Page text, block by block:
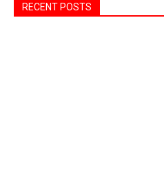
RECENT POSTS